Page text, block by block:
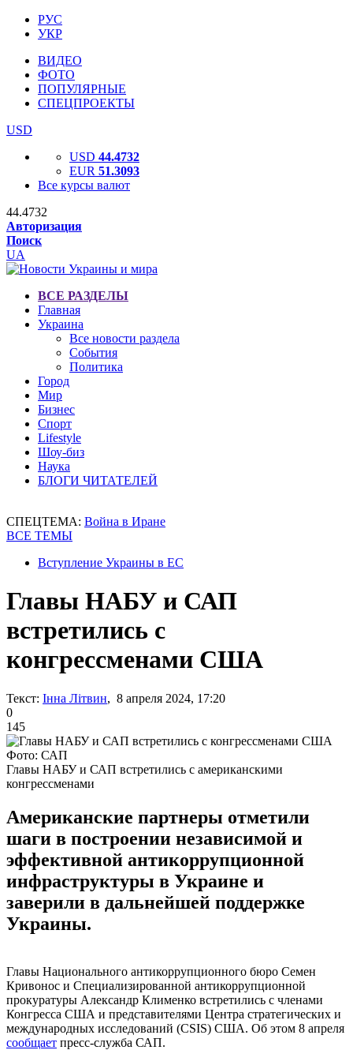
РУС
УКР
ВИДЕО
ФОТО
ПОПУЛЯРНЫЕ
СПЕЦПРОЕКТЫ
USD
USD 44.4732
EUR 51.3093
Все курсы валют
44.4732
Авторизация
Поиск
UA
ВСЕ РАЗДЕЛЫ
Главная
Украина
Все новости раздела
События
Политика
Город
Мир
Бизнес
Спорт
Lifestyle
Шоу-биз
Наука
БЛОГИ ЧИТАТЕЛЕЙ
СПЕЦТЕМА: Война в Иране
ВСЕ ТЕМЫ
Вступление Украины в ЕС
Главы НАБУ и САП
встретились с
конгрессменами США
Текст: Інна Літвин, 8 апреля 2024, 17:20
0
145
Фото: САП
Главы НАБУ и САП встретились с американскими
конгрессменами
Американские партнеры отметили
шаги в построении независимой и
эффективной антикоррупционной
инфраструктуры в Украине и
заверили в дальнейшей поддержке
Украины.
Главы Национального антикоррупционного бюро Семен
Кривонос и Специализированной антикоррупционной
прокуратуры Александр Клименко встретились с членами
Конгресса США и представителями Центра стратегических и
международных исследований (CSIS) США. Об этом 8 апреля
сообщает пресс-служба САП.